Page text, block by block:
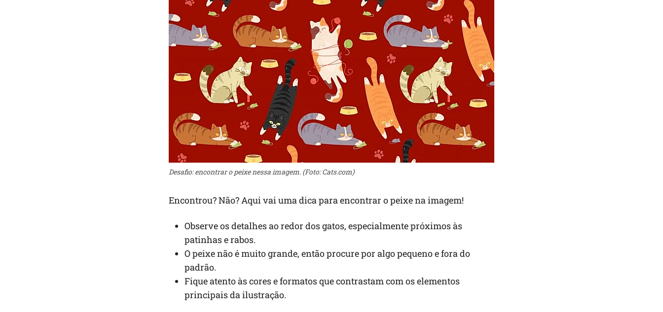
Desafio: encontrar o peixe nessa imagem. (Foto: Cats.com)
Encontrou? Não? Aqui vai uma dica para encontrar o peixe na imagem!
Observe os detalhes ao redor dos gatos, especialmente próximos às
patinhas e rabos.
O peixe não é muito grande, então procure por algo pequeno e fora do
padrão.
Fique atento às cores e formatos que contrastam com os elementos
principais da ilustração.